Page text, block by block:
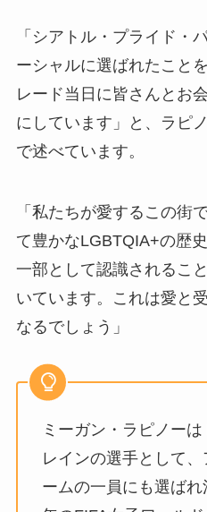
「シアトル・プライド・
ーシャルに選ばれたこと
レード当日に皆さんとお
にしています」と、ラピ
で述べています。
「私たちが愛するこの街
て豊かなLGBTQIA+の歴
一部として認識されるこ
いています。これは愛と
なるでしょう」
ミーガン・ラピノー
レインの選手として
ームの一員にも選ば